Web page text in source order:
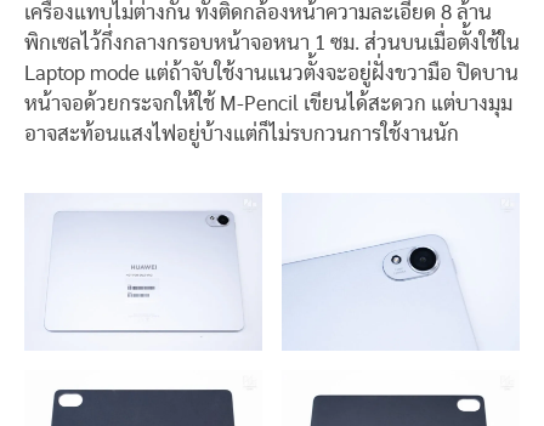
เครื่องแทบไม่ต่างกัน ทั้งติดกล้องหน้าความละเอียด 8 ล้าน
พิกเซลไว้กึ่งกลางกรอบหน้าจอหนา 1 ซม. ส่วนบนเมื่อตั้งใช้ใน
Laptop mode แต่ถ้าจับใช้งานแนวตั้งจะอยู่ฝั่งขวามือ ปิดบาน
หน้าจอด้วยกระจกให้ใช้ M-Pencil เขียนได้สะดวก แต่บางมุม
อาจสะท้อนแสงไฟอยู่บ้างแต่ก็ไม่รบกวนการใช้งานนัก